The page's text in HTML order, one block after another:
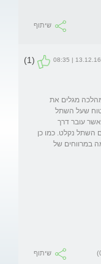
שיתוף
13.12.16 | 08:35
(1)
מגלים את
שעל השתל
אשר עובר דרך
השתל נקלט. כמו כן
במרווחים של
שיתוף